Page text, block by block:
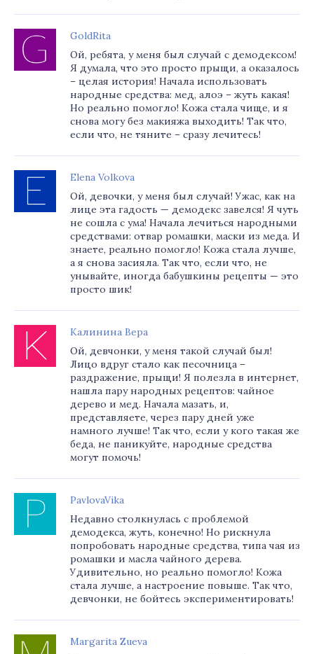
GoldRita
Ой, ребята, у меня был случай с демодексом!
Я думала, что это просто прыщи, а оказалось
– целая история! Начала использовать
народные средства: мед, алоэ – жуть какая!
Но реально помогло! Кожа стала чище, и я
снова могу без макияжа выходить! Так что,
если что, не тяните – сразу лечитесь!
Elena Volkova
Ой, девочки, у меня был случай! Ужас, как на
лице эта гадость — демодекс завелся! Я чуть
не сошла с ума! Начала лечиться народными
средствами: отвар ромашки, маски из меда. И
знаете, реально помогло! Кожа стала лучше,
а я снова засияла. Так что, если что, не
унывайте, иногда бабушкины рецепты — это
просто шик!
Калинина Вера
Ой, девчонки, у меня такой случай был!
Лицо вдруг стало как песочница –
раздражение, прыщи! Я полезла в интернет,
нашла пару народных рецептов: чайное
дерево и мед. Начала мазать, и,
представляете, через пару дней уже
намного лучше! Так что, если у кого такая же
беда, не паникуйте, народные средства
могут помочь!
PavlovaVika
Недавно столкнулась с проблемой
демодекса, жуть, конечно! Но рискнула
попробовать народные средства, типа чая из
ромашки и масла чайного дерева.
Удивительно, но реально помогло! Кожа
стала лучше, а настроение повыше. Так что,
девчонки, не бойтесь экспериментировать!
Margarita Zueva